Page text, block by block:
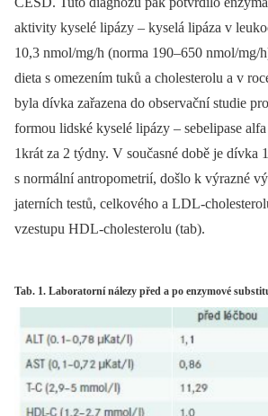
aktivity kyselé lipázy –⁠ kyselá lipáza v
10,3 nmol/mg/h (norma 190–650 nmol/mg/
dieta s omezením tuků a cholesterolu a v
byla dívka zařazena do observační studie
formou lidské kyselé lipázy –⁠ sebelipase
1krát za 2 týdny. V současné době je dívka
s normální antropometrií, došlo k výrazné
jaterních testů, celkového a LDL-
vzestupu HDL-cholesterolu (tab).
Tab. 1. Laboratorní nálezy před a po enzymové